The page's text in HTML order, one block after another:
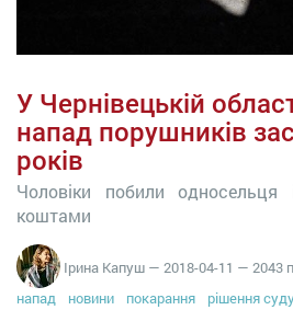
У Чернівецькій
напад порушників
років
Чоловіки побили односельця
коштами
Ірина Капуш — 2018-04-11 — 2043
напад
новини покарання рішення